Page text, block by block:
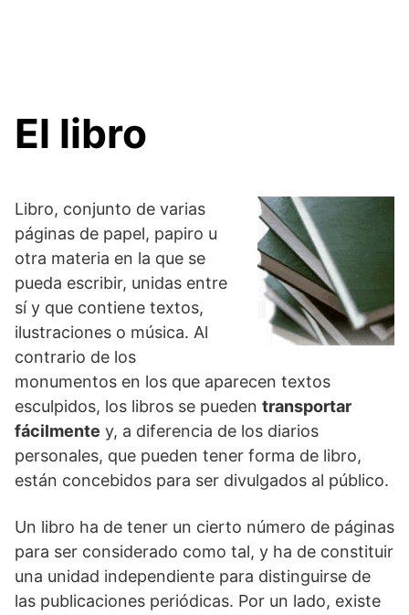
El libro
Libro, conjunto de varias
páginas de papel, papiro u
otra materia en la que se
pueda escribir, unidas entre
sí y que contiene textos,
ilustraciones o música. Al
contrario de los
monumentos en los que aparecen textos
esculpidos, los libros se pueden transportar
fácilmente y, a diferencia de los diarios
personales, que pueden tener forma de libro,
están concebidos para ser divulgados al público.
Un libro ha de tener un cierto número de páginas
para ser considerado como tal, y ha de constituir
una unidad independiente para distinguirse de
las publicaciones periódicas. Por un lado, existe